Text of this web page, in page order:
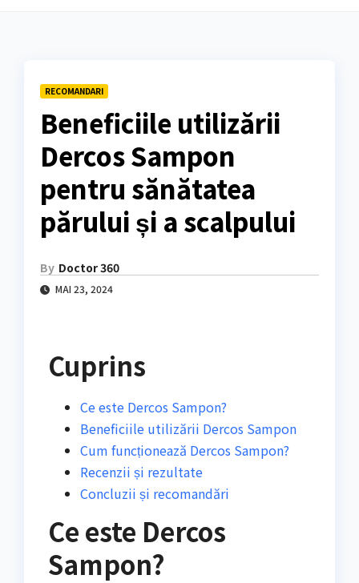
RECOMANDARI
Beneficiile utilizării
Dercos Sampon
pentru sănătatea
părului și a scalpului
By Doctor 360
MAI 23, 2024
Cuprins
Ce este Dercos Sampon?
Beneficiile utilizării Dercos Sampon
Cum funcționează Dercos Sampon?
Recenzii și rezultate
Concluzii și recomandări
Ce este Dercos
Sampon?